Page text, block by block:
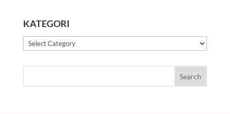
KATEGORI
Kategori